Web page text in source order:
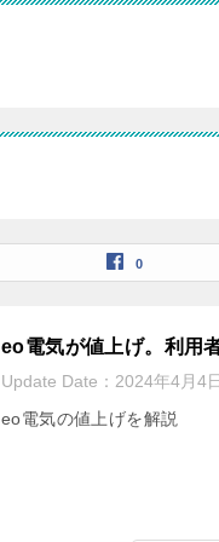
0
eo電気が値上げ。利用
Update Date： 2024年4月4日
eo電気の値上げを解説